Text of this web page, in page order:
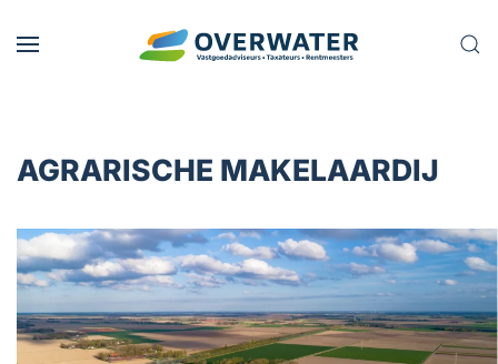
Skip to main content
AGRARISCHE MAKELAARDIJ